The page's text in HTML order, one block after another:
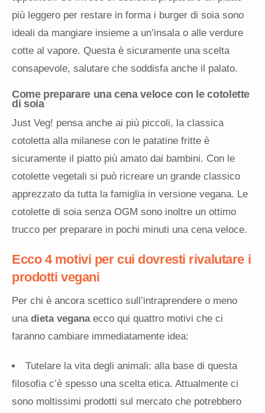
più leggero per restare in forma i burger di soia sono
ideali da mangiare insieme a un’insala o alle verdure
cotte al vapore. Questa è sicuramente una scelta
consapevole, salutare che soddisfa anche il palato.
Come preparare una cena veloce con le cotolette
di soia
Just Veg! pensa anche ai più piccoli, la classica
cotoletta alla milanese con le patatine fritte è
sicuramente il piatto più amato dai bambini. Con le
cotolette vegetali si può ricreare un grande classico
apprezzato da tutta la famiglia in versione vegana. Le
cotolette di soia senza OGM sono inoltre un ottimo
trucco per preparare in pochi minuti una cena veloce.
Ecco 4 motivi per cui dovresti rivalutare i
prodotti vegani
Per chi è ancora scettico sull’intraprendere o meno
una dieta veganaecco qui quattro motivi che ci
faranno cambiare immediatamente idea:
Tutelare la vita degli animali: alla base di questa
filosofia c’è spesso una scelta etica. Attualmente ci
sono moltissimi prodotti sul mercato che potrebbero